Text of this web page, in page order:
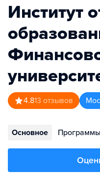
Институт
4.813 отзывов
Основное Программы